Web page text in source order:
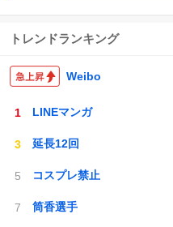
トレンドランキング
Weibo
LINEマンガ
延長12回
コスプレ禁止
筒香選手